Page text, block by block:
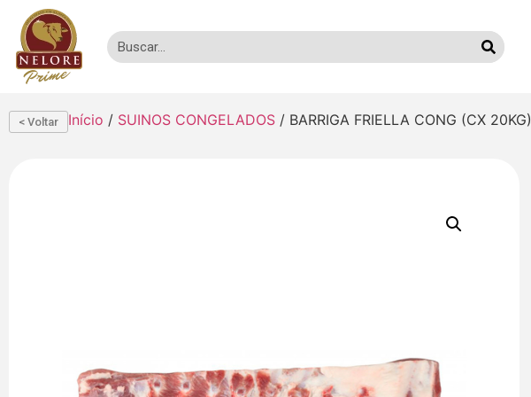
< Voltar Início / SUINOS CONGELADOS / BARRIGA FRIELLA CONG (CX 20KG)